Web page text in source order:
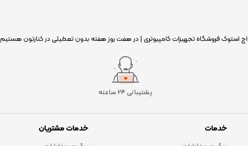
اچ استوک فروشگاه تجهیزات کامپیوتری | در هفت روز هفته بدون تعطیلی در کنارتون هستیم
پشتیبانی ۲۴ ساعته
خدمات خدمات مشتریان